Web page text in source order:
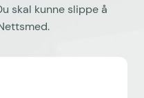
skal kunne slippe å